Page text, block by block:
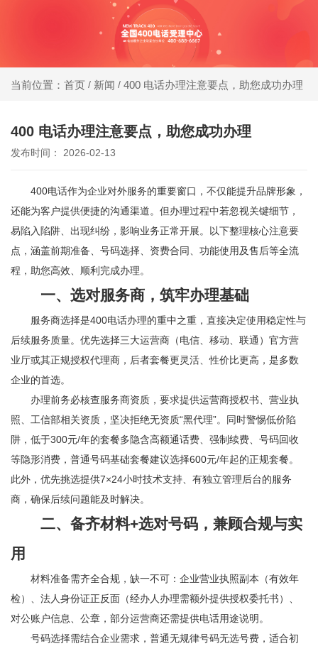
400电话受理中心
办400电话就选小轨®400，大品牌，号码
格，
码，
服务
更优
当前位置：首页 / 新闻 / 400 电话办理注意要点，助您成功办理
400 电话办理注意要点，助您成功办理
发布时间： 2026-02-13
400电话作为企业对外服务的重要窗口，不仅能提升品牌形象，
还能为客户提供便捷的沟通渠道。但办理过程中若忽视关键细节，
易陷入陷阱、出现纠纷，影响业务正常开展。以下整理核心注意要
点，涵盖前期准备、号码选择、资费合同、功能使用及售后等全流
程，助您高效、顺利完成办理。
一、选对服务商，筑牢办理基础
服务商选择是400电话办理的重中之重，直接决定使用稳定性与
后续服务质量。优先选择三大运营商（电信、移动、联通）官方营
业厅或其正规授权代理商，后者套餐更灵活、性价比更高，是多数
企业的首选。
办理前务必核查服务商资质，要求提供运营商授权书、营业执
照、工信部相关资质，坚决拒绝无资质“黑代理”。同时警惕低价陷
阱，低于300元/年的套餐多隐含高额通话费、强制续费、号码回收
等隐形消费，普通号码基础套餐建议选择600元/年起的正规套餐。
此外，优先挑选提供7×24小时技术支持、有独立管理后台的服务
商，确保后续问题能及时解决。
二、备齐材料+选对号码，兼顾合规与实
用
材料准备需齐全合规，缺一不可：企业营业执照副本（有效年
检）、法人身份证正反面（经办人办理需额外提供授权委托书）、
对公账户信息、公章，部分运营商还需提供电话用途说明。
号码选择需结合企业需求，普通无规律号码无选号费，适合初